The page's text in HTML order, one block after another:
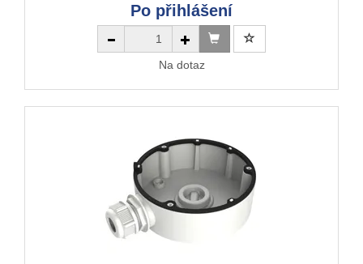
Po přihlášení
Na dotaz